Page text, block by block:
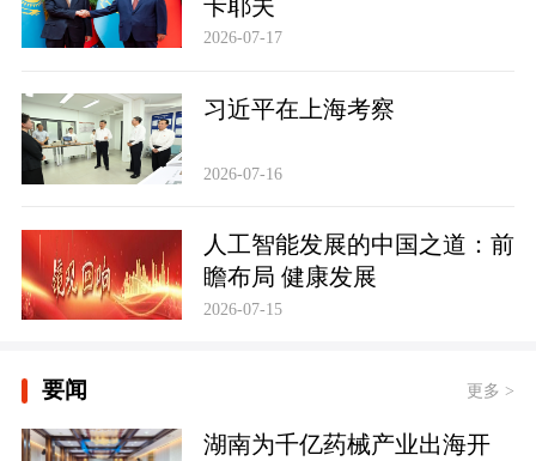
卡耶夫
2026-07-17
习近平在上海考察
2026-07-16
人工智能发展的中国之道：前
瞻布局 健康发展
2026-07-15
要闻 更多 >
湖南为千亿药械产业出海开